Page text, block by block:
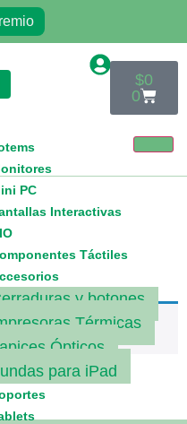
$0
0
PC
Interactivas
Táctiles
y botones
Térmicas
Ópticos
para iPad